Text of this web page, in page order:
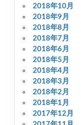
2018年10月
2018年9月
2018年8月
2018年7月
2018年6月
2018年5月
2018年4月
2018年3月
2018年2月
2018年1月
2017年12月